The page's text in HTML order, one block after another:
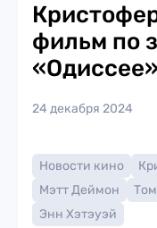
фильм по
«Одиссее»
24 декабря 2024
Новости кино
Мэтт Деймон
Энн Хэтэуэй